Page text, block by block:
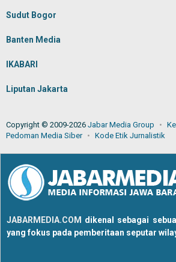
Sudut Bogor
Banten Media
IKABARI
Liputan Jakarta
Copyright © 2009-2026 Jabar Media Group
Pedoman Media Siber
Kode Etik Jurnalistik
JABARMEDIA.COM dikenal sebagai
yang fokus pada pemberitaan seputar